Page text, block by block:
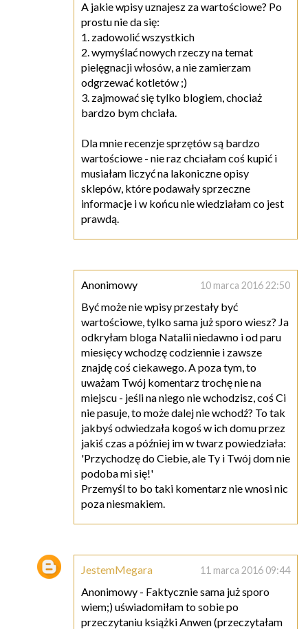
A jakie wpisy uznajesz za wartościowe? Po
prostu nie da się:
1. zadowolić wszystkich
2. wymyślać nowych rzeczy na temat
pielęgnacji włosów, a nie zamierzam
odgrzewać kotletów ;)
3. zajmować się tylko blogiem, chociaż
bardzo bym chciała.
Dla mnie recenzje sprzętów są bardzo
wartościowe - nie raz chciałam coś kupić i
musiałam liczyć na lakoniczne opisy
sklepów, które podawały sprzeczne
informacje i w końcu nie wiedziałam co jest
prawdą.
Anonimowy 10 marca 2016 22:50
Być może nie wpisy przestały być
wartościowe, tylko sama już sporo wiesz? Ja
odkryłam bloga Natalii niedawno i od paru
miesięcy wchodzę codziennie i zawsze
znajdę coś ciekawego. A poza tym, to
uważam Twój komentarz trochę nie na
miejscu - jeśli na niego nie wchodzisz, coś Ci
nie pasuje, to może dalej nie wchodź? To tak
jakbyś odwiedzała kogoś w ich domu przez
jakiś czas a później im w twarz powiedziała:
'Przychodzę do Ciebie, ale Ty i Twój dom nie
podoba mi się!'
Przemyśl to bo taki komentarz nie wnosi nic
poza niesmakiem.
JestemMegara 11 marca 2016 09:44
Anonimowy - Faktycznie sama już sporo
wiem;) uświadomiłam to sobie po
przeczytaniu książki Anwen (przeczytałam